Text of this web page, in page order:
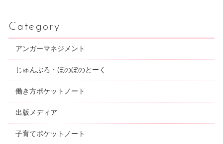
Category
アンガーマネジメント
じゅんぶろ・ほのぼのとーく
働き方ポケットノート
出版メディア
子育てポケットノート